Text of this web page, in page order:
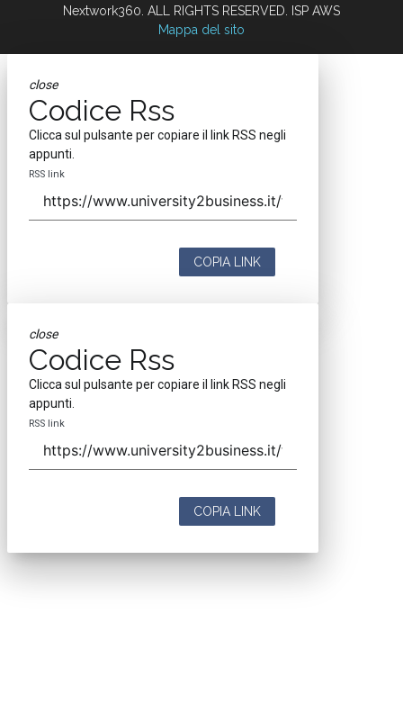
Nextwork360. ALL RIGHTS RESERVED. ISP AWS
Mappa del sito
close
Codice Rss
Clicca sul pulsante per copiare il link RSS negli
appunti.
RSS link
COPIA LINK
close
Codice Rss
Clicca sul pulsante per copiare il link RSS negli
appunti.
RSS link
COPIA LINK